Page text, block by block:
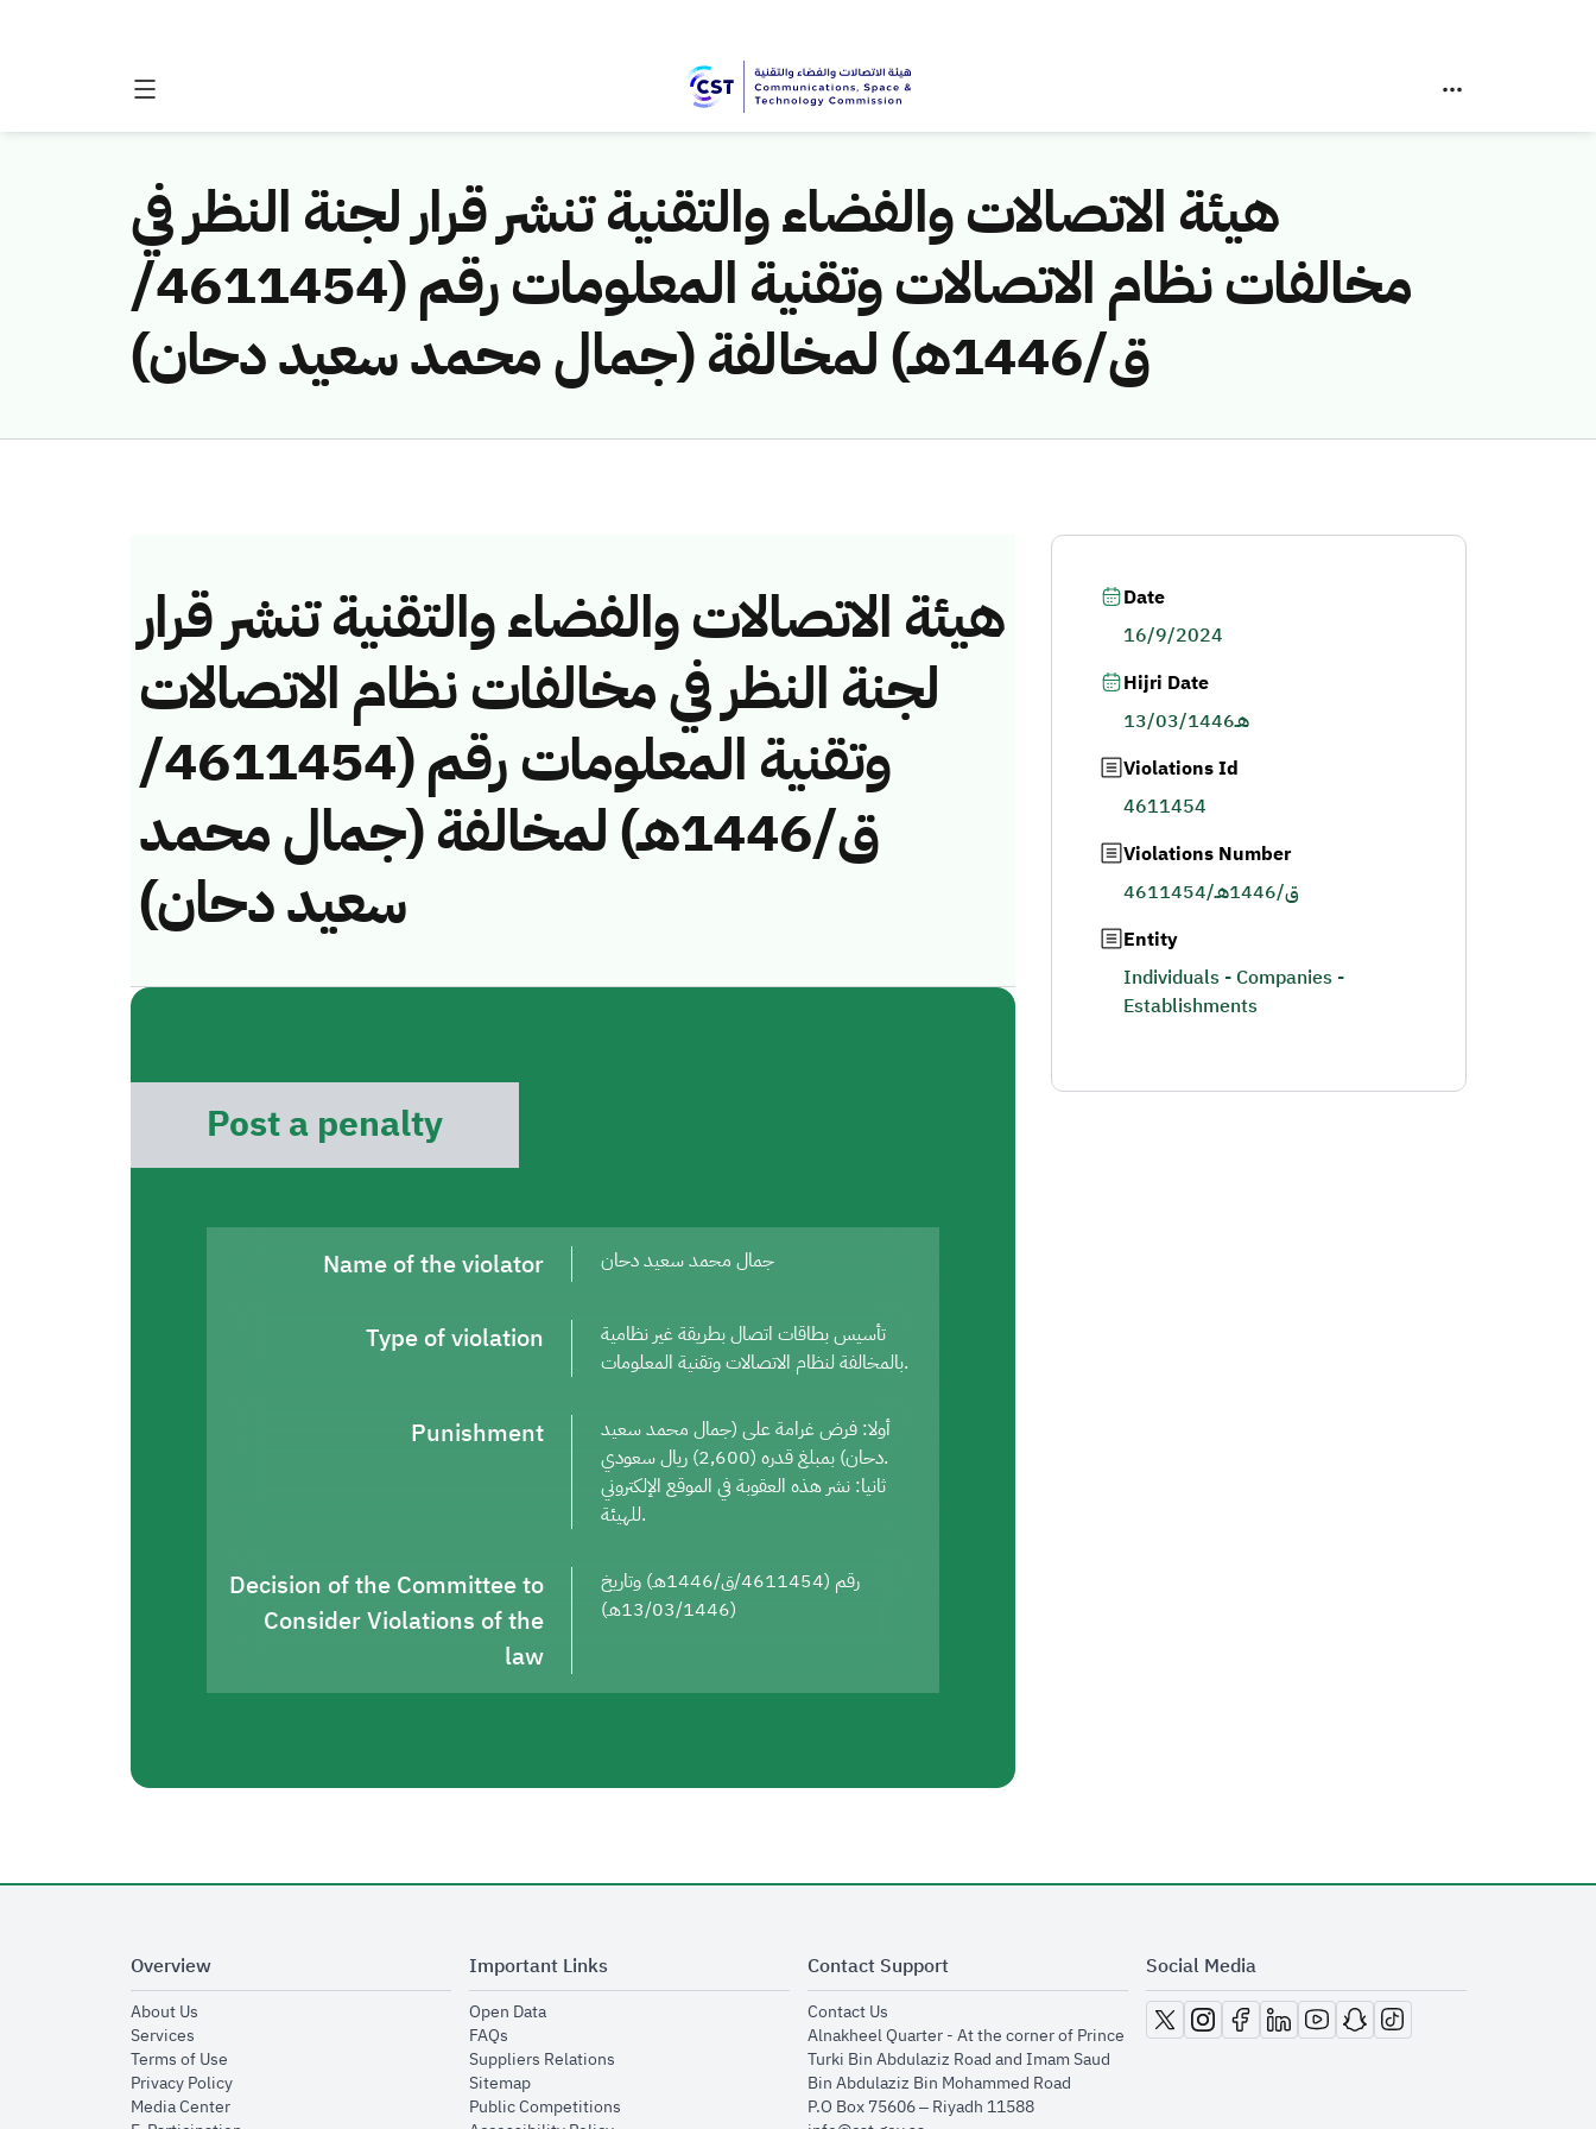
هيئة الاتصالات والفضاء والتقنية تنشر قرار لجنة النظر في
مخالفات نظام الاتصالات وتقنية المعلومات رقم (4611454/
ق/1446هـ) لمخالفة (جمال محمد سعيد دحان)
هيئة الاتصالات والفضاء والتقنية تنشر قرار
لجنة النظر في مخالفات نظام الاتصالات
وتقنية المعلومات رقم (4611454/
ق/1446هـ) لمخالفة (جمال محمد
سعيد دحان)
Post a penalty
Name of the violator جمال محمد سعيد دحان
Type of violation
تأسيس بطاقات اتصال بطريقة غير نظامية
بالمخالفة لنظام الاتصالات وتقنية المعلومات.
Punishment
أولا: فرض غرامة على (جمال محمد سعيد
دحان) بمبلغ قدره (2,600) ريال سعودي.
ثانيا: نشر هذه العقوبة في الموقع الإلكتروني
للهيئة.
Decision of the Committee to
Consider Violations of the
law
رقم (4611454/ق/1446هـ) وتاريخ
(13/03/1446هـ)
Date
16/9/2024
Hijri Date
13/03/1446هـ
Violations Id
4611454
Violations Number
4611454/ق/1446هـ
Entity
Individuals - Companies -
Establishments
Overview
About Usopens in new window
Servicesopens in new window
Terms of Useopens in new window
Privacy Policyopens in new window
Media Centeropens in new window
Important Links
Open Dataopens in new window
FAQsopens in new window
Suppliers Relationsopens in new window
Sitemapopens in new window
Public Competitionsopens in new window
Contact Support
Contact Usopens in new window
Alnakheel Quarter - At the corner of Prince
Turki Bin Abdulaziz Road and Imam Saud
Bin Abdulaziz Bin Mohammed Road​
P.O Box 75606 – Riyadh 11588
Social Media
opens in new window
opens in new window
opens in new window
opens in new window
opens in new window
opens in new window
opens in new window